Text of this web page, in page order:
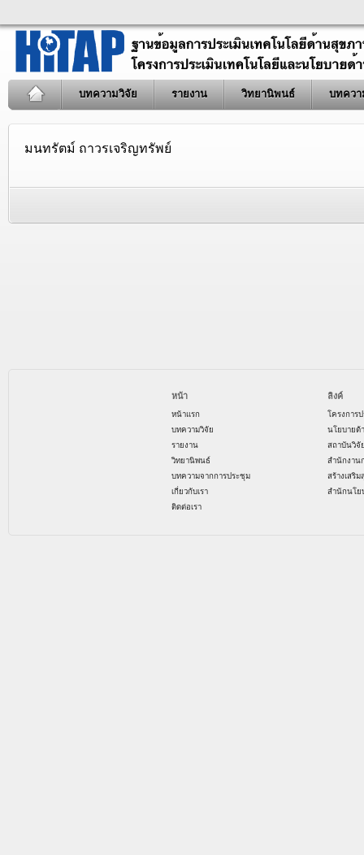
บทความวิจัย รายงาน วิทยานิพนธ์ บทควา
มนทรัตม์ ถาวรเจริญทรัพย์
หน้า
หน้าแรก
บทความวิจัย
รายงาน
วิทยานิพนธ์
บทความจากการประชุม
เกี่ยวกับเรา
ติดต่อเรา
ลิงค์
โครงการ
นโยบายด้
สถาบันวิจั
สำนักงาน
สร้างเสริ
สำนักนโย